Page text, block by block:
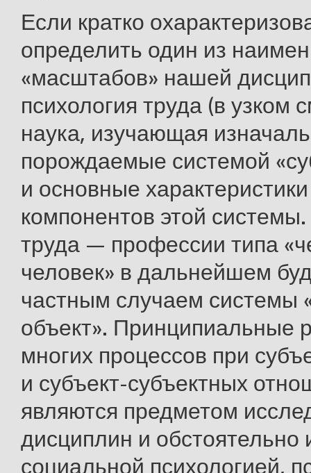
Если кратко
определить один из
«масштабов» нашей
психология труда (в узком
наука, изучающая
порождаемые системой
и основные
компонентов этой
труда — профессии типа
человек» в дальнейшем
частным случаем системы
объект». Принципиальные
многих процессов при
и субъект-субъектных
являются предметом
дисциплин и обстоятельно
социальной психологией,